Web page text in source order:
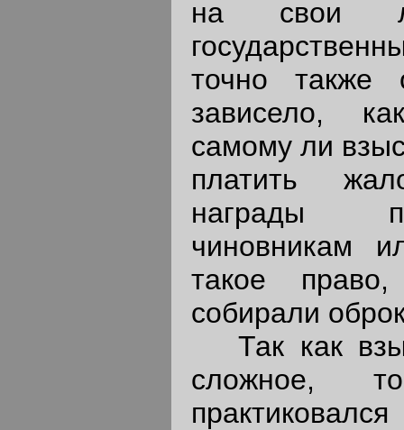
на свои
точно также
зависело,
самому ли
платить
награды
чиновникам
такое
собирали
Так как
сложное,